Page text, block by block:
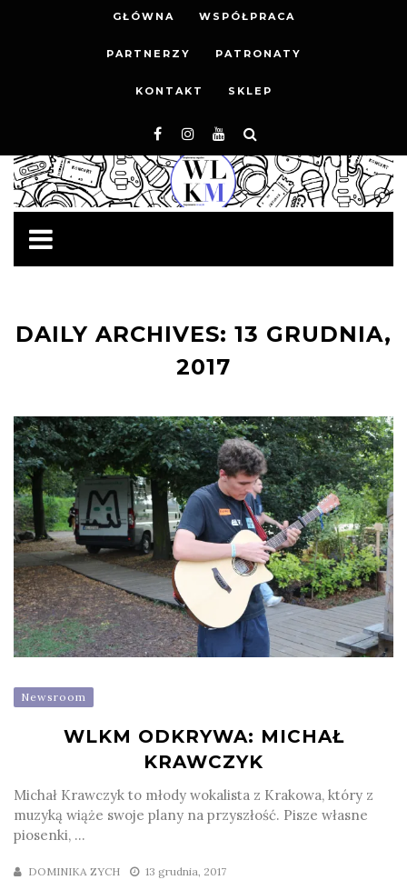
GŁÓWNA WSPÓŁPRACA
PARTNERZY PATRONATY
KONTAKT SKLEP
DAILY ARCHIVES: 13 GRUDNIA,
2017
Newsroom
WLKM ODKRYWA: MICHAŁ
KRAWCZYK
Michał Krawczyk to młody wokalista z Krakowa, który z
muzyką wiąże swoje plany na przyszłość. Pisze własne
piosenki, ...
DOMINIKA ZYCH 13 grudnia, 2017